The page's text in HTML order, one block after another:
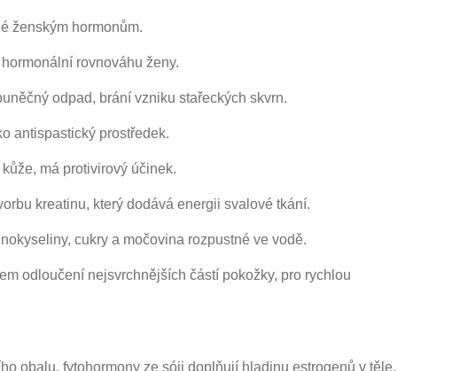
ženským hormonům.
rovnováhu ženy.
odpad, brání vzniku stařeckých skvrn.
antispastický prostředek.
má protivirový účinek.
kreatinu, který dodává energii svalové tkání.
cukry a močovina rozpustné ve vodě.
odloučení nejsvrchnějších částí pokožky, pro rychlou
obalu, fytohormony ze sóji doplňují hladinu estrogenů v těle,